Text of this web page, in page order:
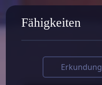
Fähigkeiten
Erkundung